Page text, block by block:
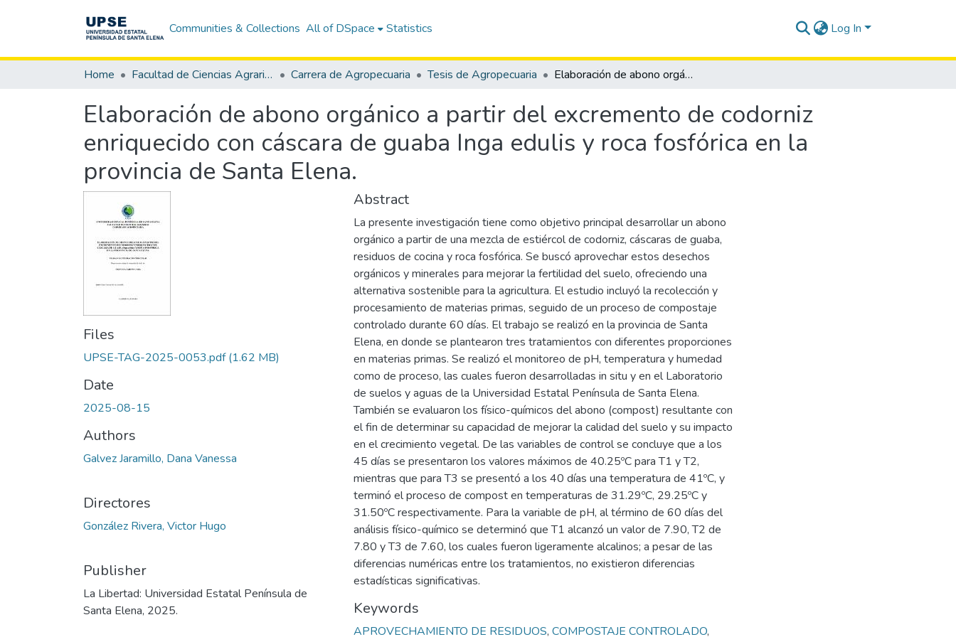
Communities & Collections All of DSpace Statistics Log In
Home Facultad de Ciencias Agrarias Carrera de Agropecuaria Tesis de Agropecuaria Elaboración de abono orgánico a partir del excremento de codorniz enriquecido con cáscara de guaba Inga edulis y roca fosfórica en la provincia de Santa Elena.
Elaboración de abono orgánico a partir del excremento de codorniz
enriquecido con cáscara de guaba Inga edulis y roca fosfórica en la
provincia de Santa Elena.
Files
UPSE-TAG-2025-0053.pdf(1.62 MB)
Date
2025-08-15
Authors
Galvez Jaramillo, Dana Vanessa
Directores
González Rivera, Victor Hugo
Publisher
La Libertad: Universidad Estatal Península de
Santa Elena, 2025.
Abstract
La presente investigación tiene como objetivo principal desarrollar un abono
orgánico a partir de una mezcla de estiércol de codorniz, cáscaras de guaba,
residuos de cocina y roca fosfórica. Se buscó aprovechar estos desechos
orgánicos y minerales para mejorar la fertilidad del suelo, ofreciendo una
alternativa sostenible para la agricultura. El estudio incluyó la recolección y
procesamiento de materias primas, seguido de un proceso de compostaje
controlado durante 60 días. El trabajo se realizó en la provincia de Santa
Elena, en donde se plantearon tres tratamientos con diferentes proporciones
en materias primas. Se realizó el monitoreo de pH, temperatura y humedad
como de proceso, las cuales fueron desarrolladas in situ y en el Laboratorio
de suelos y aguas de la Universidad Estatal Península de Santa Elena.
También se evaluaron los físico-químicos del abono (compost) resultante con
el fin de determinar su capacidad de mejorar la calidad del suelo y su impacto
en el crecimiento vegetal. De las variables de control se concluye que a los
45 días se presentaron los valores máximos de 40.25ºC para T1 y T2,
mientras que para T3 se presentó a los 40 días una temperatura de 41ºC, y
terminó el proceso de compost en temperaturas de 31.29ºC, 29.25ºC y
31.50ºC respectivamente. Para la variable de pH, al término de 60 días del
análisis físico-químico se determinó que T1 alcanzó un valor de 7.90, T2 de
7.80 y T3 de 7.60, los cuales fueron ligeramente alcalinos; a pesar de las
diferencias numéricas entre los tratamientos, no existieron diferencias
estadísticas significativas.
Keywords
APROVECHAMIENTO DE RESIDUOS, COMPOSTAJE CONTROLADO,